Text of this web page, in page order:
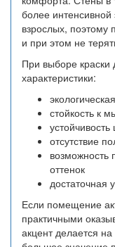
более
взрослых, поэтому
и при этом не
При выборе краски
характеристики:
стойкость к
устойчивость
отсутствие
возможность
оттенок
достаточная
Если помещение
практичными
акцент делается